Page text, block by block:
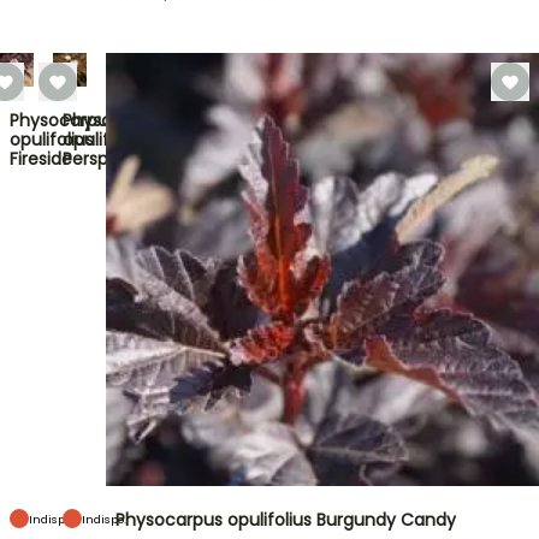
Physocarpus
opulifolius
Fireside
Indispo.
Physocarpus
opulifolius
Perspektiva
Indispo.Physocarpus opulifolius Burgundy Candy